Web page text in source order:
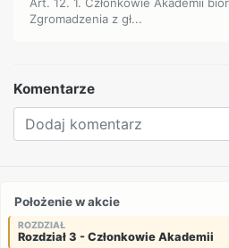
Zgromadzenia z gł...
Komentarze
Położenie w akcie
ROZDZIAŁ
Rozdział 3 - Członkowie Akademii